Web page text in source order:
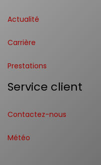
Actualité
Carrière
Prestations
Service client
Contactez-nous
Météo